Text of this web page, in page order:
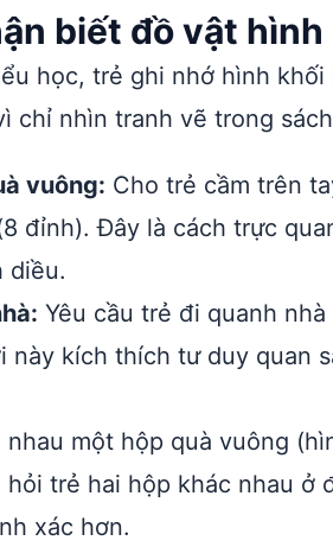
biết đồ vật
học, trẻ ghi nhớ hình
chỉ nhìn tranh vẽ trong
vuông: Cho trẻ cầm trên
đỉnh). Đây là cách trực
diều.
Yêu cầu trẻ đi quanh
này kích thích tư duy quan
một hộp quà vuông
trẻ hai hộp khác nhau ở
xác hơn.